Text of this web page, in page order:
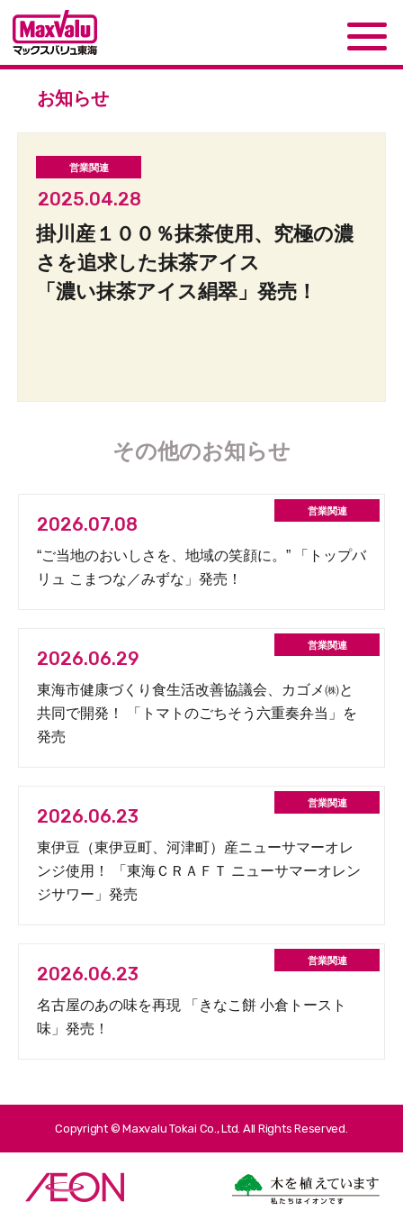
お知らせ
2025.04.28
掛川産１００％抹茶使用、究極の濃
さを追求した抹茶アイス
「濃い抹茶アイス絹翠」発売！
その他のお知らせ
2026.07.08
“ご当地のおいしさを、地域の笑顔に。” 「トップバ
リュ こまつな／みずな」発売！
2026.06.29
東海市健康づくり食生活改善協議会、カゴメ㈱と
共同で開発！ 「トマトのごちそう六重奏弁当」を
発売
2026.06.23
東伊豆（東伊豆町、河津町）産ニューサマーオレ
ンジ使用！ 「東海ＣＲＡＦＴ ニューサマーオレン
ジサワー」発売
2026.06.23
名古屋のあの味を再現 「きなこ餅 小倉トースト
味」発売！
Copyright © Maxvalu Tokai Co., Ltd. All Rights Reserved.